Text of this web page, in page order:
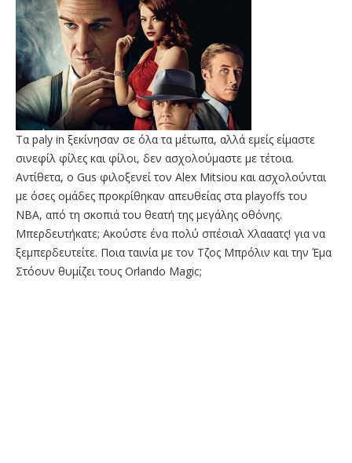
Τα paly in ξεκίνησαν σε όλα τα μέτωπα, αλλά εμείς είμαστε
σινεφίλ φίλες και φίλοι, δεν ασχολούμαστε με τέτοια.
Αντίθετα, ο Gus φιλοξενεί τον Alex Mitsiou και ασχολούνται
με όσες ομάδες προκρίθηκαν απευθείας στα playoffs του
ΝΒΑ, από τη σκοπιά του θεατή της μεγάλης οθόνης.
Μπερδευτήκατε; Ακούστε ένα πολύ σπέσιαλ Xλααατς! για να
ξεμπερδευτείτε. Ποια ταινία με τον Τζος Μπρόλιν και την Έμα
Στόουν θυμίζει τους Orlando Magic;